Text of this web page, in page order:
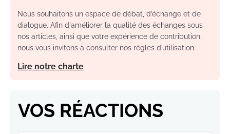
Nous souhaitons un espace de débat, d’échange et de
dialogue. Afin d'améliorer la qualité des échanges sous
nos articles, ainsi que votre expérience de contribution,
nous vous invitons à consulter nos règles d’utilisation.
Lire notre charte
VOS RÉACTIONS